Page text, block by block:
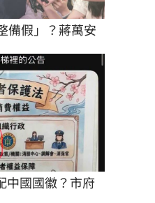
備假」？蔣萬安
中國國徽？市府